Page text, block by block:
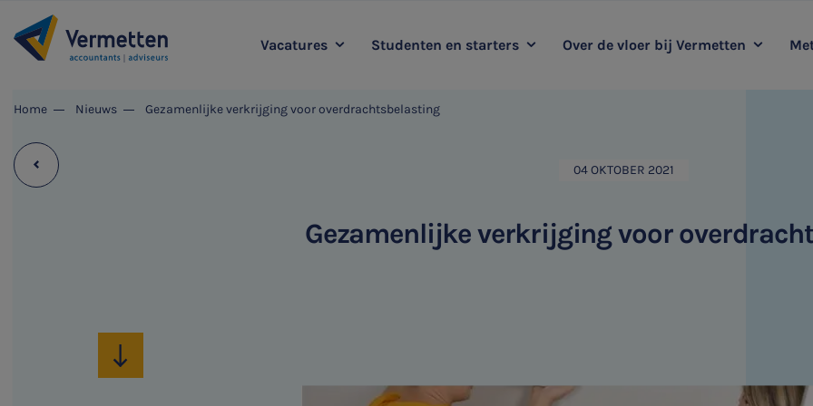
|
Vacatures Studenten en starters Over de vloer bij Vermetten
Home Nieuws Gezamenlijke verkrijging voor overdrachtsbelasting
04 OKTOBER 2021
Gezamenlijke verkrijging voor